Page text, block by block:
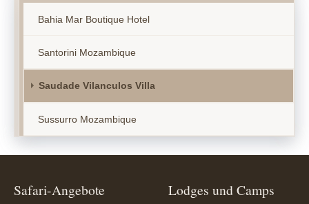
Bahia Mar Boutique Hotel
Santorini Mozambique
Saudade Vilanculos Villa
Sussurro Mozambique
Safari-Angebote Lodges und Camps